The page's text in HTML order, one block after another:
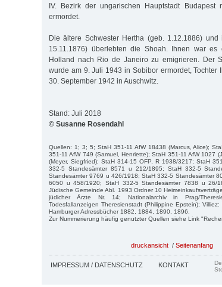
IV. Bezirk der ungarischen Hauptstadt Budapest
ermordet.
Die ältere Schwester Hertha (geb. 1.12.1886)
15.11.1876) überlebten die Shoah. Ihnen war
Holland nach Rio de Janeiro zu emigrieren. Der
wurde am 9. Juli 1943 in Sobibor ermordet, Tochter
30. September 1942 in Auschwitz.
Stand: Juli 2018
© Susanne Rosendahl
Quellen: 1; 3; 5; StaH 351-11 AfW 18438 (Marcus, Alice);
351-11 AfW 749 (Samuel, Henriette); StaH 351-11 AfW 1027
(Meyer, Siegfried); StaH 314-15 OFP, R 1938/3217; StaH
332-5 Standesämter 8571 u 212/1895; StaH 332-5
Standesämter 9769 u 426/1918; StaH 332-5 Standesämter
6050 u 458/1920; StaH 332-5 Standesämter 7838 u 26/
Jüdische Gemeinde Abl. 1993 Ordner 10
jüdicher Ärzte Nr. 14; Nationalarchiv in Prag/
Todesfallanzeigen Theresienstadt (Philippine Epstein);
Hamburger Adressbücher 1882, 1884, 1890, 1896.
Zur Nummerierung häufig genutzter Quellen siehe Link
druckansicht / Seitenanfang
IMPRESSUM / DATENSCHUTZ KONTAKT